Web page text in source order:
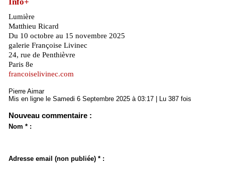
Lumière
Matthieu Ricard
Du 10 octobre au 15 novembre 2025
galerie Françoise Livinec
24, rue de Penthièvre
Paris 8e
francoiselivinec.com
Pierre Aimar
Mis en ligne le Samedi 6 Septembre 2025 à 03:17 | Lu 387 fois
Nouveau commentaire :
Nom * :
Adresse email (non publiée) * :